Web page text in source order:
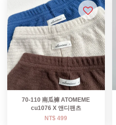
70-110 南瓜褲 ATOMEME
cu1076 X 앤디팬츠
NT$ 499